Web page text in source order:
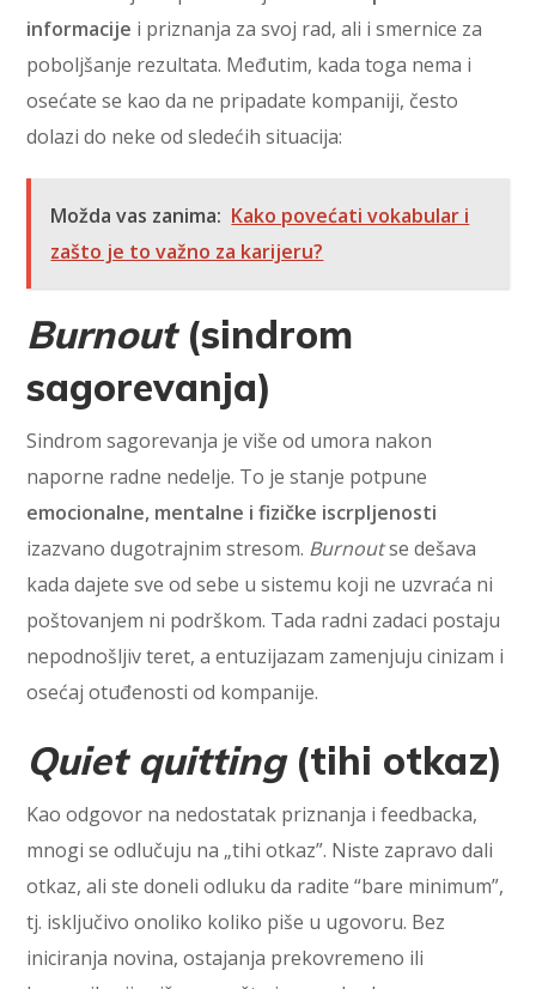
informacije i priznanja za svoj rad, ali i smernice za
poboljšanje rezultata. Međutim, kada toga nema i
osećate se kao da ne pripadate kompaniji, često
dolazi do neke od sledećih situacija:
Možda vas zanima: Kako povećati vokabular i
zašto je to važno za karijeru?
Burnout(sindrom
sagorevanja)
Sindrom sagorevanja je više od umora nakon
naporne radne nedelje. To je stanje potpune
emocionalne, mentalne i fizičke iscrpljenosti
izazvano dugotrajnim stresom. Burnoutse dešava
kada dajete sve od sebe u sistemu koji ne uzvraća ni
poštovanjem ni podrškom. Tada radni zadaci postaju
nepodnošljiv teret, a entuzijazam zamenjuju cinizam i
osećaj otuđenosti od kompanije.
Quiet quitting(tihi otkaz)
Kao odgovor na nedostatak priznanja i feedbacka,
mnogi se odlučuju na „tihi otkaz”. Niste zapravo dali
otkaz, ali ste doneli odluku da radite “bare minimum”,
tj. isključivo onoliko koliko piše u ugovoru. Bez
iniciranja novina, ostajanja prekovremeno ili